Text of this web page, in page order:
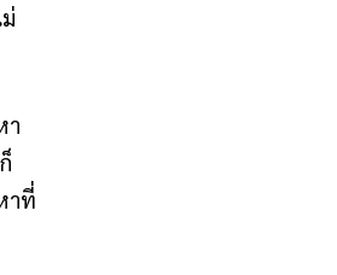
า
าที่